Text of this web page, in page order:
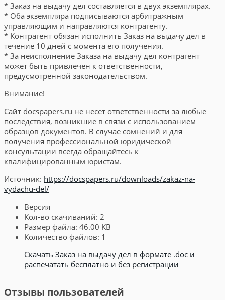
* Заказ на выдачу дел составляется в двух экземплярах.
* Оба экземпляра подписываются арбитражным
управляющим и направляются контрагенту.
* Контрагент обязан исполнить Заказ на выдачу дел в
течение 10 дней с момента его получения.
* За неисполнение Заказа на выдачу дел контрагент
может быть привлечен к ответственности,
предусмотренной законодательством.
Внимание!
Сайт docspapers.ru не несет ответственности за любые
последствия, возникшие в связи с использованием
образцов документов. В случае сомнений и для
получения профессиональной юридической
консультации всегда обращайтесь к
квалифицированным юристам.
Источник: https://docspapers.ru/downloads/zakaz-na-
vydachu-del/
Версия
Кол-во скачиваний: 2
Размер файла: 46.00 KB
Количество файлов: 1
Скачать Заказ на выдачу дел в формате .doc и
распечатать бесплатно и без регистрации
Отзывы пользователей